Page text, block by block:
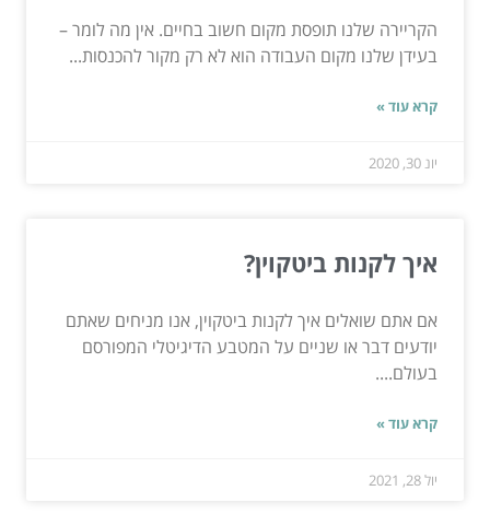
הקריירה שלנו תופסת מקום חשוב בחיים. אין מה לומר –
בעידן שלנו מקום העבודה הוא לא רק מקור להכנסות...
קרא עוד »
יונ 30, 2020
איך לקנות ביטקוין?
אם אתם שואלים איך לקנות ביטקוין, אנו מניחים שאתם
יודעים דבר או שניים על המטבע הדיגיטלי המפורסם
בעולם....
קרא עוד »
יול 28, 2021